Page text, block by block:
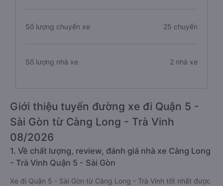
Số lượng chuyến xe 25 chuyến
Số lượng nhà xe 2 nhà xe
Giới thiệu tuyến đường xe đi Quận 5 -
Sài Gòn từ Càng Long - Trà Vinh
08/2026
1. Về chất lượng, review, đánh giá nhà xe Càng Long
- Trà Vinh Quận 5 - Sài Gòn
Xe đi Quận 5 - Sài Gòn từ Càng Long - Trà Vinh tốt nhất được